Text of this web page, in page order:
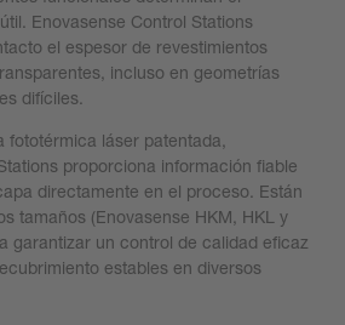
Enovasense Control Stations
el espesor de revestimientos
incluso en geometrías
difíciles.
fototérmica láser patentada,
proporciona información fiable
directamente en el proceso. Están
tamaños (Enovasense HKM, HKL y
garantizar un control de calidad eficaz
estables en diversos